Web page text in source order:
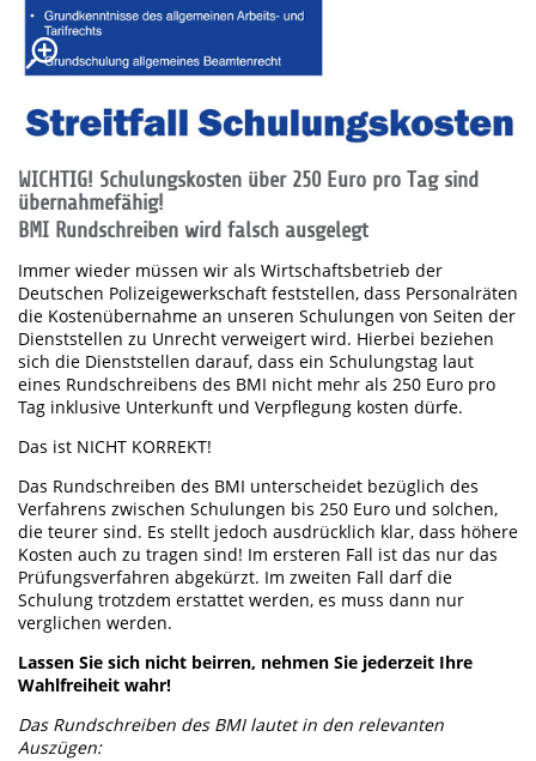
WICHTIG! Schulungskosten über 250 Euro pro Tag sind
übernahmefähig!
BMI Rundschreiben wird falsch ausgelegt
Immer wieder müssen wir als Wirtschaftsbetrieb der
Deutschen Polizeigewerkschaft feststellen, dass Personalräten
die Kostenübernahme an unseren Schulungen von Seiten der
Dienststellen zu Unrecht verweigert wird. Hierbei beziehen
sich die Dienststellen darauf, dass ein Schulungstag laut
eines Rundschreibens des BMI nicht mehr als 250 Euro pro
Tag inklusive Unterkunft und Verpflegung kosten dürfe.
Das ist NICHT KORREKT!
Das Rundschreiben des BMI unterscheidet bezüglich des
Verfahrens zwischen Schulungen bis 250 Euro und solchen,
die teurer sind. Es stellt jedoch ausdrücklich klar, dass höhere
Kosten auch zu tragen sind! Im ersteren Fall ist das nur das
Prüfungsverfahren abgekürzt. Im zweiten Fall darf die
Schulung trotzdem erstattet werden, es muss dann nur
verglichen werden.
Lassen Sie sich nicht beirren, nehmen Sie jederzeit Ihre
Wahlfreiheit wahr!
Das Rundschreiben des BMI lautet in den relevanten
Auszügen: